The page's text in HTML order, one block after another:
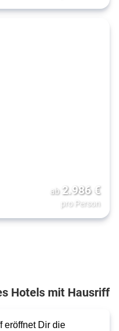
ab 2.986€
pro Person
Hotels mit Hausriff
eröffnet Dir die